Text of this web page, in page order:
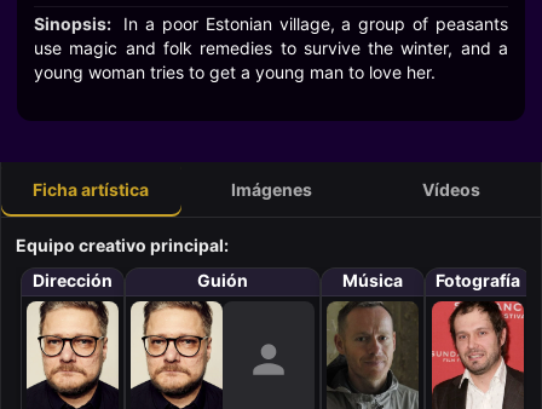
Sinopsis:
In a poor Estonian village, a group of peasants
use magic and folk remedies to survive the winter, and a
young woman tries to get a young man to love her.
Ficha artística Imágenes Vídeos
Equipo creativo principal:
Dirección
Guión Música Fotografía